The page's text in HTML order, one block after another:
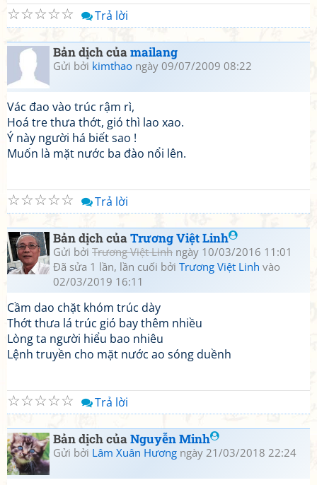
☆
☆
☆
☆
☆ Trả lời
Bản dịch củamailang
Gửi bởi kimthao ngày 09/07/2009 08:22
Vác đao vào trúc rậm rì,
Hoá tre thưa thớt, gió thì lao xao.
Ý này người há biết sao !
Muốn là mặt nước ba đào nổi lên.
☆
☆
☆
☆
☆ Trả lời
Bản dịch củaTrương Việt Linh
Gửi bởi Trương Việt Linh ngày 10/03/2016 11:01
Đã sửa 1 lần, lần cuối bởi Trương Việt Linh vào
02/03/2019 16:11
Cầm dao chặt khóm trúc dày
Thớt thưa lá trúc gió bay thêm nhiều
Lòng ta người hiểu bao nhiêu
Lệnh truyền cho mặt nước ao sóng duềnh
☆
☆
☆
☆
☆ Trả lời
Bản dịch củaNguyễn Minh
Gửi bởi Lâm Xuân Hương ngày 21/03/2018 22:24